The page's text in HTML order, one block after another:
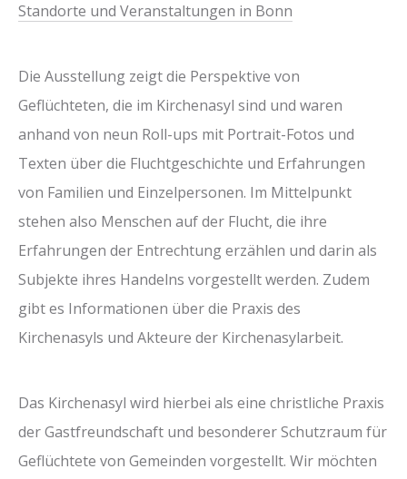
Standorte und Veranstaltungen in Bonn
Die Ausstellung zeigt die Perspektive von
Geflüchteten, die im Kirchenasyl sind und waren
anhand von neun Roll-ups mit Portrait-Fotos und
Texten über die Fluchtgeschichte und Erfahrungen
von Familien und Einzelpersonen. Im Mittelpunkt
stehen also Menschen auf der Flucht, die ihre
Erfahrungen der Entrechtung erzählen und darin als
Subjekte ihres Handelns vorgestellt werden. Zudem
gibt es Informationen über die Praxis des
Kirchenasyls und Akteure der Kirchenasylarbeit.
Das Kirchenasyl wird hierbei als eine christliche Praxis
der Gastfreundschaft und besonderer Schutzraum für
Geflüchtete von Gemeinden vorgestellt. Wir möchten